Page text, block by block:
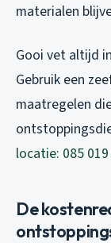
materialen
Gooi vet altijd
Gebruik een
maatregelen
locatie: 085
De